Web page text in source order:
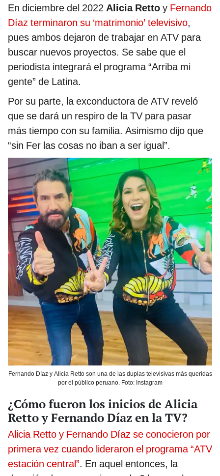
En diciembre del 2022 Alicia Retto y Fernando
Díaz terminaron su ‘matrimonio’ televisivo,
pues ambos dejaron de trabajar en ATV para
buscar nuevos proyectos. Se sabe que el
periodista integrará el programa “Arriba mi
gente” de Latina.
Por su parte, la exconductora de ATV reveló
que se dará un respiro de la TV para pasar
más tiempo con su familia. Asimismo dijo que
“sin Fer las cosas no iban a ser igual”.
Fernando Díaz y Alicia Retto son una de las duplas televisivas más queridas
por el público peruano. Foto: Instagram
¿Cómo fueron los inicios de Alicia
Retto y Fernando Díaz en la TV?
Alicia Retto y Fernando Díaz se conocieron por
primera vez cuando lideraron el programa “ATV
estación central”. En aquel entonces, la